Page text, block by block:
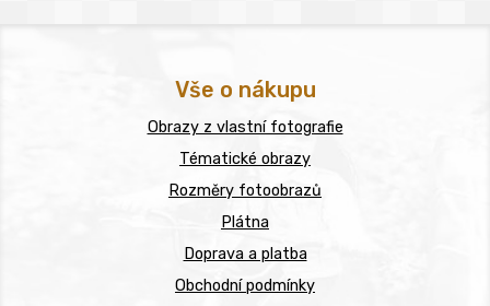
Vše o nákupu
Obrazy z vlastní fotografie
Tématické obrazy
Rozměry fotoobrazů
Plátna
Doprava a platba
Obchodní podmínky